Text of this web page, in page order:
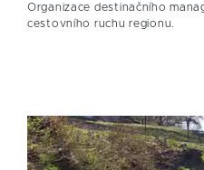
Organizace destinačního
cestovního ruchu regionu.